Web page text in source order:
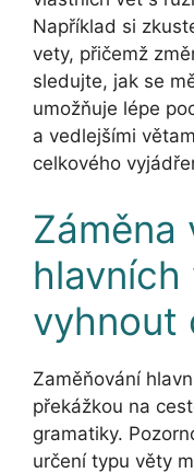
Například si
vety, přičemž
sledujte, jak se
umožňuje lépe
a vedlejšími
celkového
Záměna
hlavních
vyhnout
Zaměňování
překážkou na
gramatiky.
určení typu věty